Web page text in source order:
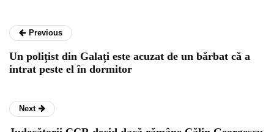
Previous
Un polițist din Galați este acuzat de un bărbat că a
intrat peste el în dormitor
Next